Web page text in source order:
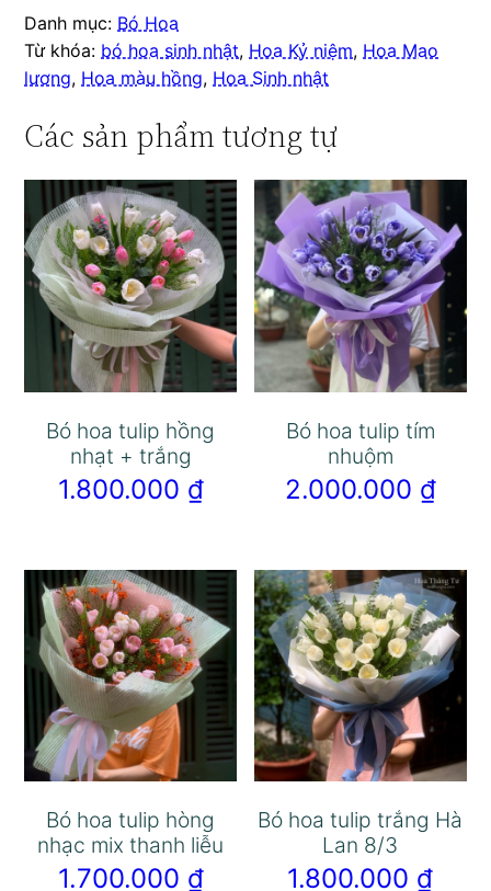
Danh mục: Bó Hoa
Từ khóa: bó hoa sinh nhật, Hoa Kỷ niệm, Hoa Mao
lương, Hoa màu hồng, Hoa Sinh nhật
Các sản phẩm tương tự
Bó hoa tulip hồng
nhạt + trắng
1.800.000 ₫
Bó hoa tulip tím
nhuộm
2.000.000 ₫
Bó hoa tulip hòng
nhạc mix thanh liễu
1.700.000 ₫
Bó hoa tulip trắng Hà
Lan 8/3
1.800.000 ₫